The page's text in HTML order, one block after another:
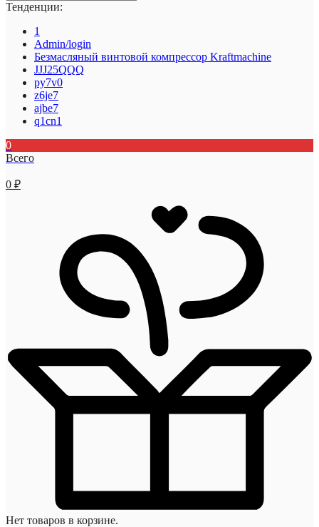
Тенденции:
1
Admin/login
Безмасляный винтовой компрессор Kraftmaсhine
JJJ25QQQ
py7v0
z6je7
ajbe7
q1cn1
0
Всего
0 ₽
Нет товаров в корзине.